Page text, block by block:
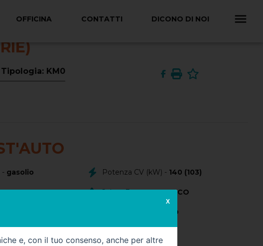
OFFICINA CONTATTI DICONO DI NOI
Tipologia: KM0
- gasolio Potenza CV (kW) - 140 (103)
Colore Esterno -BIANCO
NERO
e, con il tuo consenso, anche per altre
X